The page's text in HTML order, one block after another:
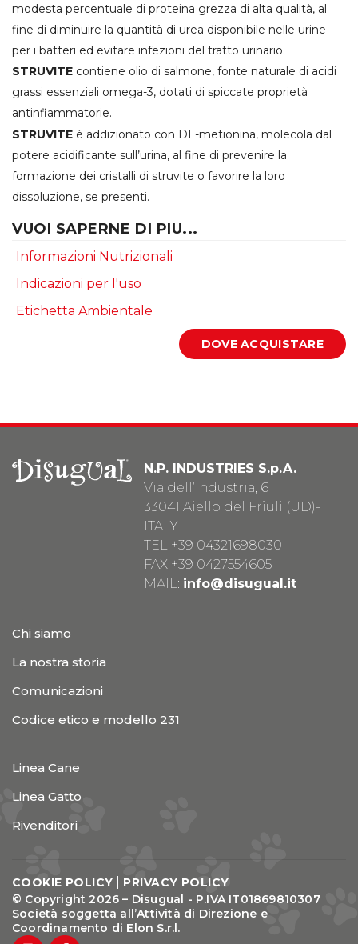
modesta percentuale di proteina grezza di alta qualità, al
fine di diminuire la quantità di urea disponibile nelle urine
per i batteri ed evitare infezioni del tratto urinario.
STRUVITE contiene olio di salmone, fonte naturale di acidi
grassi essenziali omega-3, dotati di spiccate proprietà
antinfiammatorie.
STRUVITE è addizionato con DL-metionina, molecola dal
potere acidificante sull’urina, al fine di prevenire la
formazione dei cristalli di struvite o favorire la loro
dissoluzione, se presenti.
VUOI SAPERNE DI PIU...
Informazioni Nutrizionali
Indicazioni per l'uso
Etichetta Ambientale
N.P. INDUSTRIES S.p.A.
Via dell’Industria, 6
33041 Aiello del Friuli (UD)-
ITALY
TEL +39 04321698030
FAX +39 0427554605
MAIL: info@disugual.it
Chi siamo
La nostra storia
Comunicazioni
Codice etico e modello 231
Linea Cane
Linea Gatto
Rivenditori
COOKIE POLICY
PRIVACY POLICY
© Copyright 2026 – Disugual - P.IVA IT01869810307
Società soggetta all’Attività di Direzione e
Coordinamento di Elon S.r.l.